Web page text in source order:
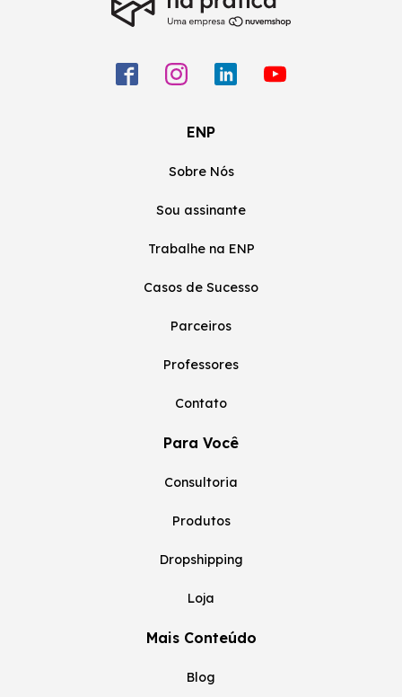
ENP
Sobre Nós
Sou assinante
Trabalhe na ENP
Casos de Sucesso
Parceiros
Professores
Contato
Para Você
Consultoria
Produtos
Dropshipping
Loja
Mais Conteúdo
Blog